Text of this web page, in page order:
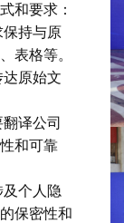
和要求：
保持与原
表格等。
原始文
译公司
和可靠
个人隐
保密性和